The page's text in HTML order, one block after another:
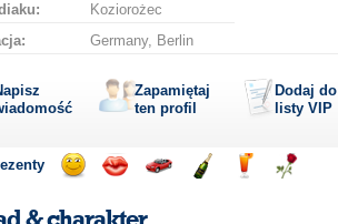
Koziorożec
Germany, Berlin
Zapamiętaj
ten profil
Dodaj do
listy VIP
uśmiechbuziaka